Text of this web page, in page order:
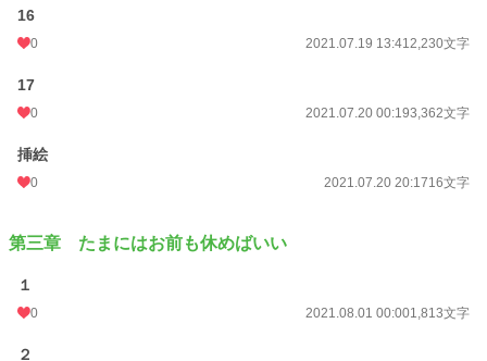
16
0 2021.07.19 13:412,230文字
17
0 2021.07.20 00:193,362文字
挿絵
0 2021.07.20 20:1716文字
第三章 たまにはお前も休めばいい
１
0 2021.08.01 00:001,813文字
２